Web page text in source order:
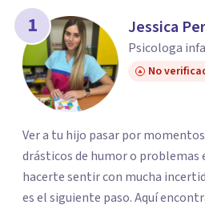
1 Jessica
Psicologa
No
Ver a tu hijo pasar por
drásticos de humor o problemas
hacerte sentir con mucha
es el siguiente paso. Aquí